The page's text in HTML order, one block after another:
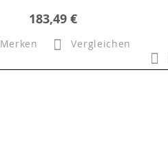
183,49 €
Merken Vergleichen